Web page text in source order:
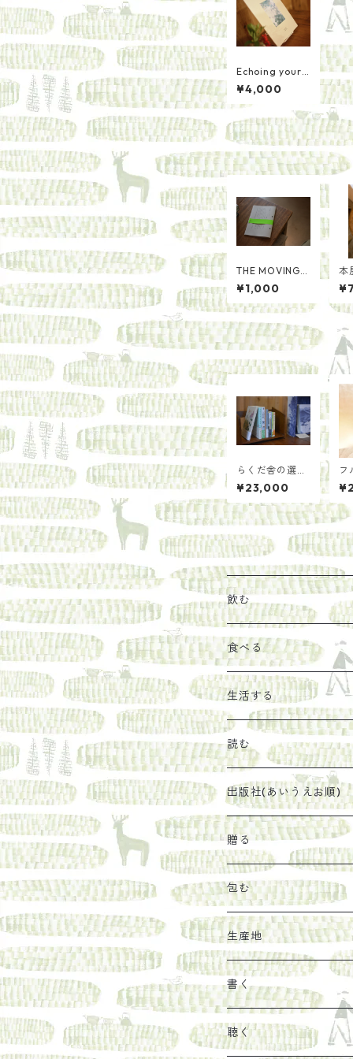
Echoing your
s/大西文香
¥4,000
THE MOVING i
ssue02
¥1,000
本
の
中
らくだ舎の選書
「海」
¥23,000
フ
梅
舎
飲む
お茶
エキス
珈琲豆
太山寺珈琲焙煎室
食べる
ジャム
うめぼし
塩
オリーブオイル
その他
マスコバド糖
しょうがパウダー
野菜・果物
生活する
エコラップ
石けん
ヘチマたわし
陶器
馬目隆宏
絵
タンブラー
読む
刊行から時間が経った
贈り物に勧めたい絵本
紀伊半島ブックマルシ
らくだ舎出帆室の参考
新刊では販売しづらく
古本や自由価格本から
出版社(あいうえお順)
らくだ舎出帆室
リトルプレス
mario books
タイドラー
Sakumag
海外出版社
古本
あ行
贈る
包装
ギフトセット
カレンダー
カップ
包む
生産地
色川
そこそこ農園
フィリピン
書く
カムワッカ
聴く